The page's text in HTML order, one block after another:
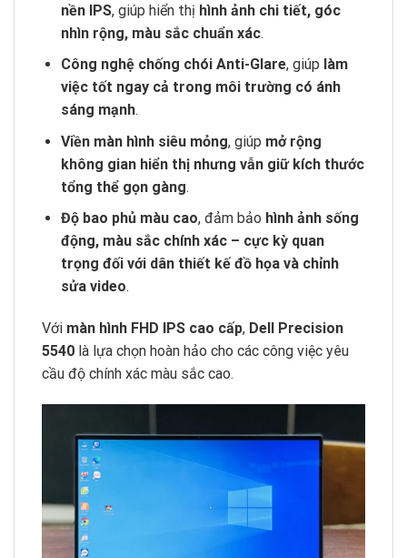
nền IPS, giúp hiển thị hình ảnh chi tiết, góc
nhìn rộng, màu sắc chuẩn xác.
Công nghệ chống chói Anti-Glare, giúp làm
việc tốt ngay cả trong môi trường có ánh
sáng mạnh.
Viền màn hình siêu mỏng, giúp mở rộng
không gian hiển thị nhưng vẫn giữ kích thước
tổng thể gọn gàng.
Độ bao phủ màu cao, đảm bảo hình ảnh sống
động, màu sắc chính xác – cực kỳ quan
trọng đối với dân thiết kế đồ họa và chỉnh
sửa video.
Với màn hình FHD IPS cao cấp, Dell Precision
5540 là lựa chọn hoàn hảo cho các công việc yêu
cầu độ chính xác màu sắc cao.